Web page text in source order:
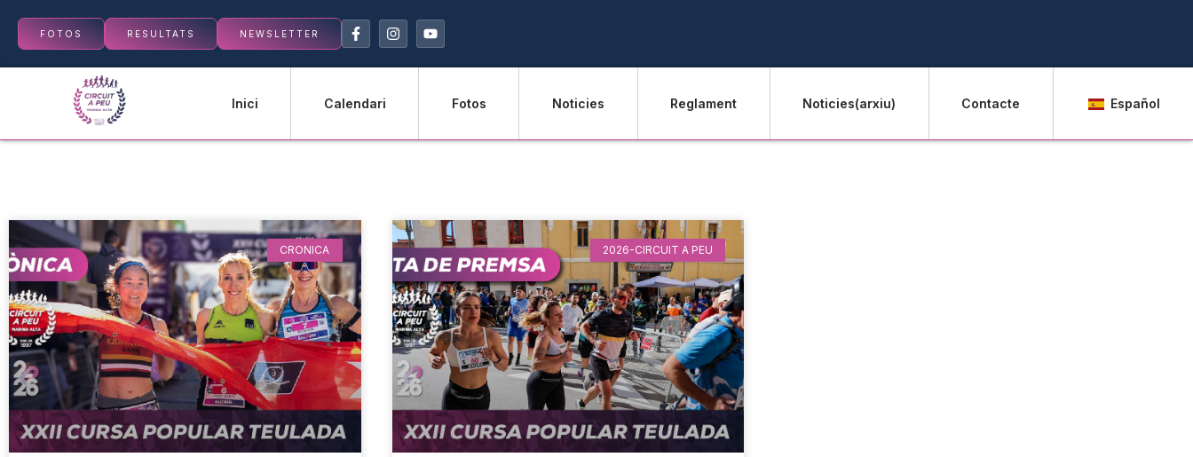
FOTOS RESULTATS NEWSLETTER
Inici Calendari Fotos Noticies Reglament Noticies(arxiu) Contacte Español
CRONICA 2026-CIRCUIT A PEU